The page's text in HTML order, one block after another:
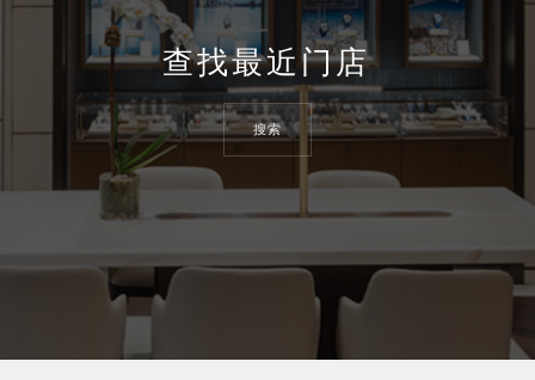
查找最近门店
搜索